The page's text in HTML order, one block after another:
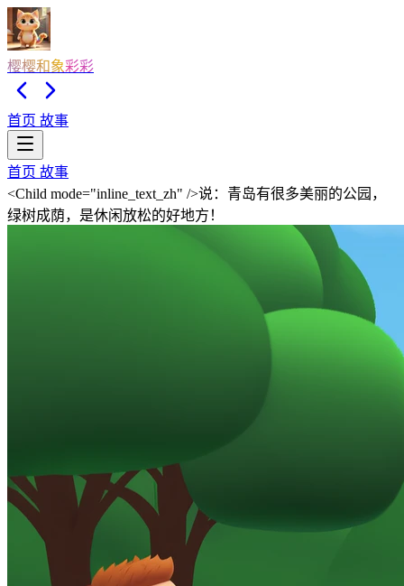
樱樱和象彩彩
首页 故事
首页 故事
<Child mode="inline_text_zh" />说：青岛有很多美丽的公园，
绿树成荫，是休闲放松的好地方！